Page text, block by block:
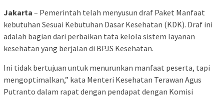
Jakarta – Pemerintah telah menyusun draf Paket Manfaat
kebutuhan Sesuai Kebutuhan Dasar Kesehatan (KDK). Draf ini
adalah bagian dari perbaikan tata kelola sistem layanan
kesehatan yang berjalan di BPJS Kesehatan.
Ini tidak bertujuan untuk menurunkan manfaat peserta, tapi
mengoptimalkan,” kata Menteri Kesehatan Terawan Agus
Putranto dalam rapat dengan pendapat dengan Komisi